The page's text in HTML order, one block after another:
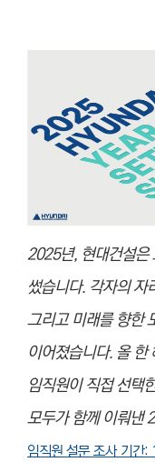
2025년, 현대건설은
썼습니다. 각자의 자
그리고 미래를 향한
이어졌습니다. 올
임직원이 직접 선택
모두가 함께 이뤄낸
임직원 설문 조사 기간